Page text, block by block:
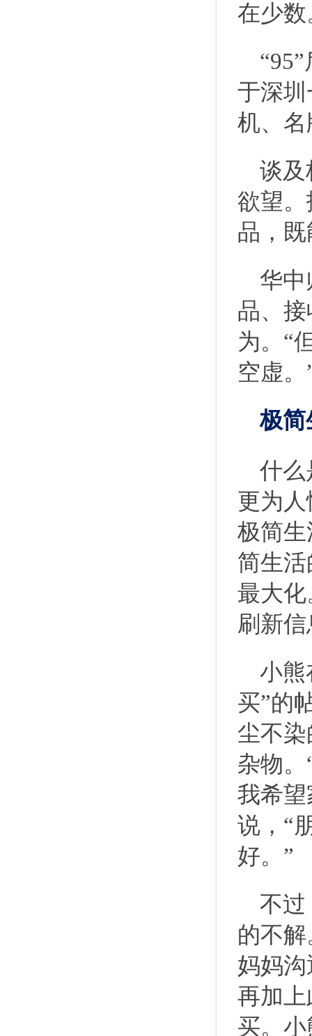
在少数
于深
机、
谈及
欲望
品，
华中
品、
为。“
空虚。
极简
什么
更为
极简
简生
最大化
刷新
小熊
买”的
尘不
杂物。
我希
说，“
好。”
不过
的不
妈妈
再加
买。